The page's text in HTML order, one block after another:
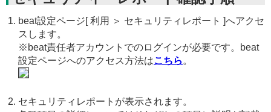
beat設定ページ[ 利用 ＞ セキュリティレポート ]へアクセ
スします。
※beat責任者アカウントでのログインが必要です。beat
設定ページへのアクセス方法はこちら 。
セキュリティレポートが表示されます。